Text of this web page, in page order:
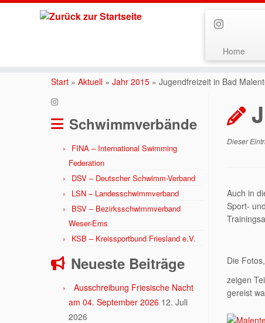
Home
Start » Aktuell » Jahr 2015 » Jugendfreizeit in Bad
Schwimmverbände
FINA – International Swimming
Federation
DSV – Deutscher Schwimm-Verband
LSN – Landesschwimmverband
BSV – Bezirksschwimmverband
Weser-Ems
KSB – Kreissportbund Friesland e.V.
Neueste Beiträge
Ausschreibung Friesische Nacht
am 04. September 2026 12. Juli
2026
Dieser
Auch in
Sport-
Die
zeigen
gereist